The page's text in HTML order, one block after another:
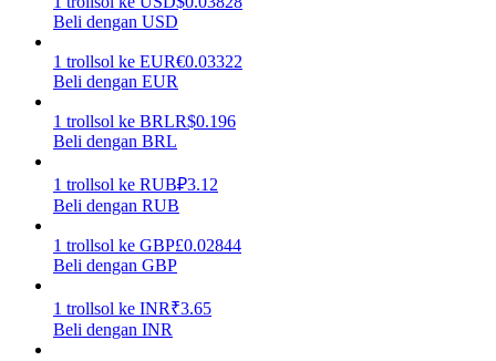
Dapatkan imbalan kompetitif setiap hari
Beli dengan USD
1 trollsol ke EUR€0.03322
Beli dengan EUR
1 trollsol ke BRLR$0.196
Beli dengan BRL
1 trollsol ke RUB₽3.12
Beli dengan RUB
1 trollsol ke GBP£0.02844
Beli dengan GBP
1 trollsol ke INR₹3.65
Beli dengan INR